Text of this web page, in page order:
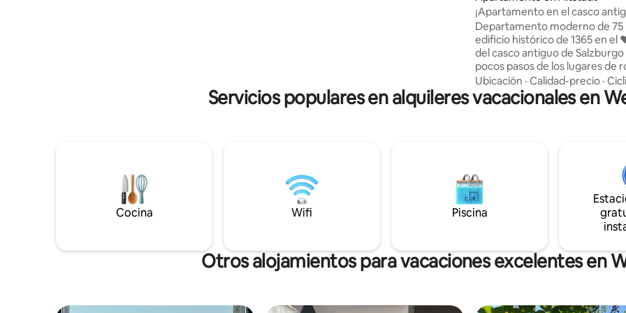
¡Apartamento en el casco
vistas a la catedral!
Departamento moderno de 75
edificio histórico de 1365 en el
del casco antiguo de Salzburgo
pocos pasos de los lugares de
🎶👗«Sonrisas y lágrimas», el🎭
Hall, el mercado 🌟navideño y
nacimiento de 🎼Mozart. ¡Vive
accesible en ascensor (umbral
4 cm en la entrada del edificio).
Ubicación · Calidad-precio ·
Servicios populares en alquileres vacacionales en
Cocina Wifi Piscina
Otros alojamientos para vacaciones excelentes en